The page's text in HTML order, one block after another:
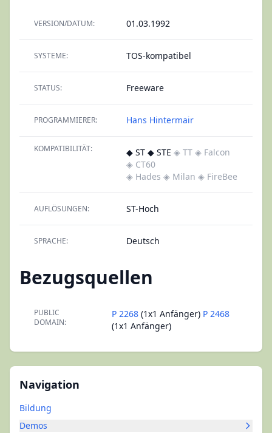
Navigation
Bildung
Demos
VERSION/DATUM: 01.03.1992
SYSTEME: TOS-kompatibel
STATUS: Freeware
PROGRAMMIERER: Hans Hintermair
KOMPATIBILITÄT: ◆ ST ◆ STE ◈ TT ◈ Falcon
◈ CT60
◈ Hades ◈ Milan ◈ FireBee
AUFLÖSUNGEN: ST-Hoch
SPRACHE: Deutsch
Bezugsquellen
PUBLIC
DOMAIN:
P 2268 (1x1 Anfänger) P 2468
(1x1 Anfänger)